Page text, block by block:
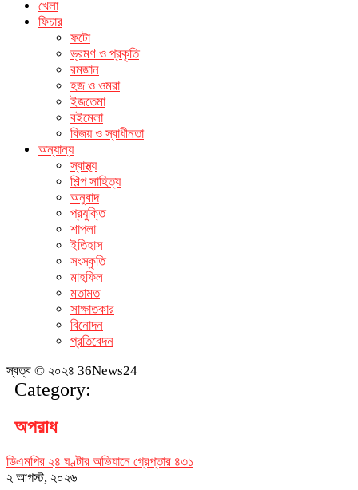
খেলা
ফিচার
ফটো
ভ্রমণ ও প্রকৃতি
রমজান
হজ ও ওমরা
ইজতেমা
বইমেলা
বিজয় ও স্বাধীনতা
অন্যান্য
স্বাস্থ্য
শিল্প সাহিত্য
অনুবাদ
প্রযুক্তি
শাপলা
ইতিহাস
সংস্কৃতি
মাহফিল
মতামত
সাক্ষাতকার
বিনোদন
প্রতিবেদন
স্বত্ব © ২০২৪ 36News24
Category:
অপরাধ
ডিএমপির ২৪ ঘণ্টার অভিযানে গ্রেপ্তার ৪৩১
২ আগস্ট, ২০২৬